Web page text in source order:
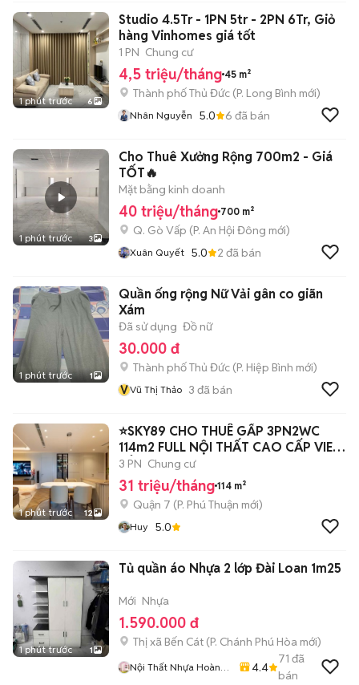
1 phút trước 6
Studio 4.5Tr - 1PN 5tr - 2PN 6Tr, Giỏ
hàng Vinhomes giá tốt
1 PN Chung cư
4,5 triệu/tháng 45 m²
Thành phố Thủ Đức (P. Long Bình mới)
Nhân Nguyễn 5.0 6 đã bán
1 phút trước 3
Cho Thuê Xưởng Rộng 700m2 - Giá
TỐT🔥
Mặt bằng kinh doanh
40 triệu/tháng 700 m²
Q. Gò Vấp (P. An Hội Đông mới)
Xuân Quyết 5.0 2 đã bán
1 phút trước 1
Quần ống rộng Nữ Vải gân co giãn
Xám
Đã sử dụng Đồ nữ
30.000 đ
Thành phố Thủ Đức (P. Hiệp Bình mới)
VVũ Thị Thảo 3 đã bán
1 phút trước 12
⭐SKY89 CHO THUÊ GẤP 3PN2WC
114m2 FULL NỘI THẤT CAO CẤP VIEW
SÔNG
3 PN Chung cư
31 triệu/tháng 114 m²
Quận 7 (P. Phú Thuận mới)
Huy 5.0
1 phút trước 1
Tủ quần áo Nhựa 2 lớp Đài Loan 1m25
Mới Nhựa
1.590.000 đ
Thị xã Bến Cát (P. Chánh Phú Hòa mới)
Nội Thất Nhựa Hoàng
4.4
71 đã
bán